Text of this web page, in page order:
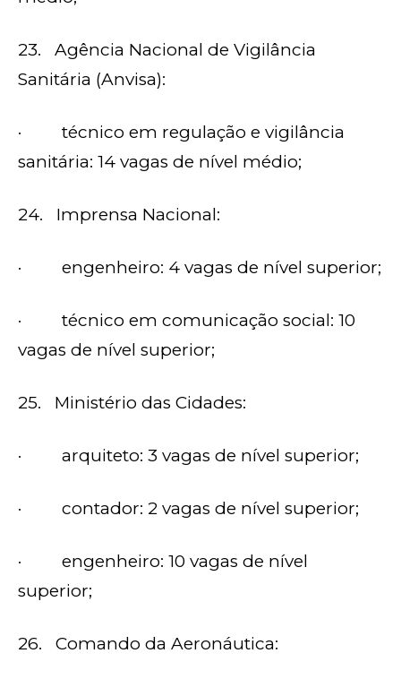
23. Agência Nacional de Vigilância
Sanitária (Anvisa):
· técnico em regulação e vigilância
sanitária: 14 vagas de nível médio;
24. Imprensa Nacional:
· engenheiro: 4 vagas de nível superior;
· técnico em comunicação social: 10
vagas de nível superior;
25. Ministério das Cidades:
· arquiteto: 3 vagas de nível superior;
· contador: 2 vagas de nível superior;
· engenheiro: 10 vagas de nível
superior;
26. Comando da Aeronáutica: